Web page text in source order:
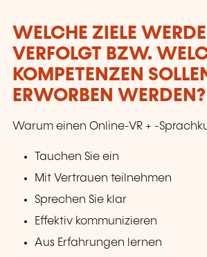
WELCHE ZIELE
VERFOLGT BZW.
KOMPETENZEN
ERWORBEN WERDEN?
Warum einen Online-VR + -
Tauchen Sie ein
Mit Vertrauen teilnehmen
Sprechen Sie klar
Effektiv kommunizieren
Aus Erfahrungen lernen